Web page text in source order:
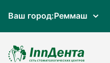
Ваш город:Реммаш